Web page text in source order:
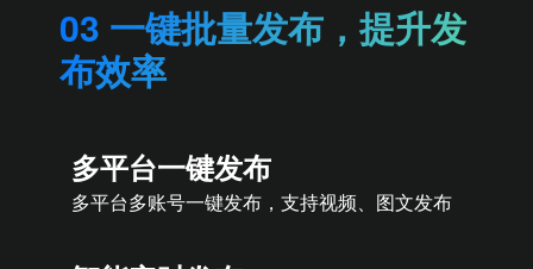
03 一键批量发布，提升发
布效率
多平台一键发布
多平台多账号一键发布，支持视频、图文发布